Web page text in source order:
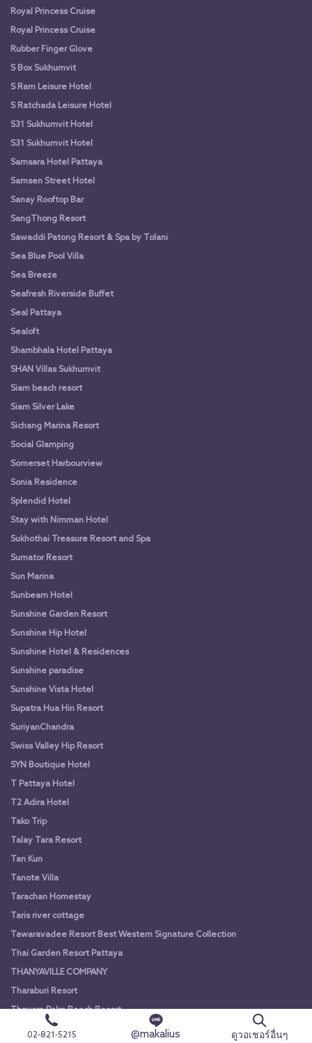
Royal Princess Cruise
Royal Princess Cruise
Rubber Finger Glove
S Box Sukhumvit
S Ram Leisure Hotel
S Ratchada Leisure Hotel
S31 Sukhumvit Hotel
S31 Sukhumvit Hotel
Samsara Hotel Pattaya
Samsen Street Hotel
Sanay Rooftop Bar
SangThong Resort
Sawaddi Patong Resort & Spa by Tolani
Sea Blue Pool Villa
Sea Breeze
Seafresh Riverside Buffet
Seal Pattaya
Sealoft
Shambhala Hotel Pattaya
SHAN Villas Sukhumvit
Siam beach resort
Siam Silver Lake
Sichang Marina Resort
Social Glamping
Somerset Harbourview
Sonia Residence
Splendid Hotel
Stay with Nimman Hotel
Sukhothai Treasure Resort and Spa
Sumator Resort
Sun Marina
Sunbeam Hotel
Sunshine Garden Resort
Sunshine Hip Hotel
Sunshine Hotel & Residences
Sunshine paradise
Sunshine Vista Hotel
Supatra Hua Hin Resort
SuriyanChandra
Swiss Valley Hip Resort
SYN Boutique Hotel
T Pattaya Hotel
T2 Adira Hotel
Tako Trip
Talay Tara Resort
Tan Kun
Tanote Villa
Tarachan Homestay
Taris river cottage
Tawaravadee Resort Best Western Signature Collection
Thai Garden Resort Pattaya
THANYAVILLE COMPANY
Tharaburi Resort
Thavorn Palm Beach Resort
The Aiyapura Koh Chang
02-821-5215 @makalius ดูวอเชอร์อื่นๆ